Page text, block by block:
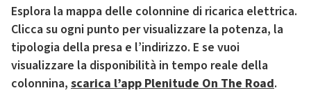
Esplora la mappa delle colonnine di ricarica elettrica.
Clicca su ogni punto per visualizzare la potenza, la
tipologia della presa e l’indirizzo. E se vuoi
visualizzare la disponibilità in tempo reale della
colonnina, scarica l’app Plenitude On The Road.